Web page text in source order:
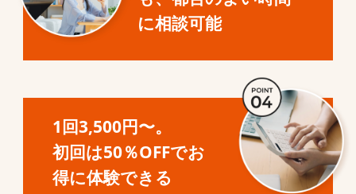
に相談可能
1回3,500円〜。
初回は50％OFFでお
得に体験できる